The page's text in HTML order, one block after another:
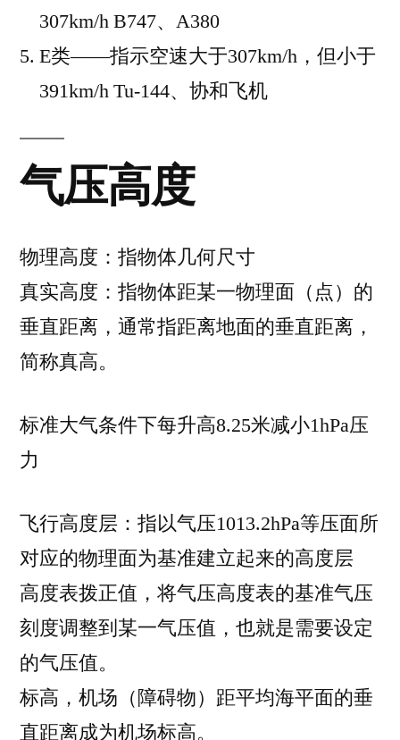
307km/h B747、A380
E类——指示空速大于307km/h，但小于
391km/h Tu-144、协和飞机
气压高度
物理高度：指物体几何尺寸
真实高度：指物体距某一物理面（点）的
垂直距离，通常指距离地面的垂直距离，
简称真高。
标准大气条件下每升高8.25米减小1hPa压
力
飞行高度层：指以气压1013.2hPa等压面所
对应的物理面为基准建立起来的高度层
高度表拨正值，将气压高度表的基准气压
刻度调整到某一气压值，也就是需要设定
的气压值。
标高，机场（障碍物）距平均海平面的垂
直距离成为机场标高。